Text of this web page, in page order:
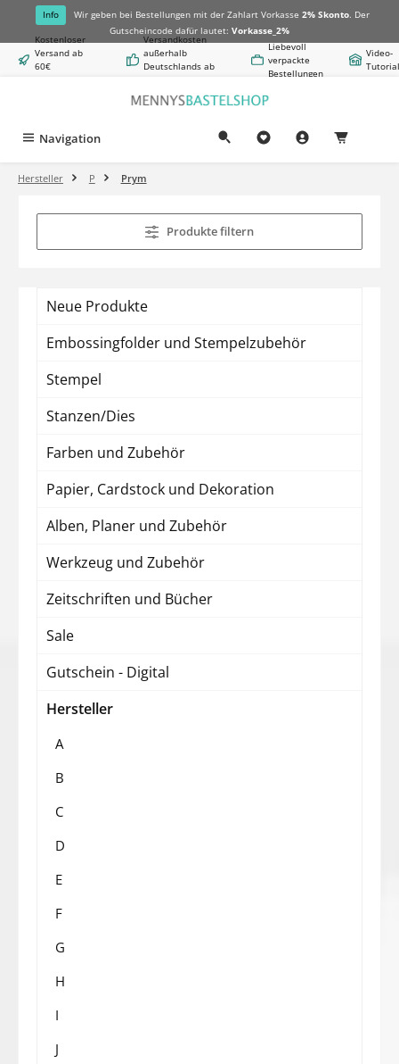
springen
Info Wir geben bei Bestellungen mit der Zahlart Vorkasse 2% Skonto. Der
Gutscheincode dafür lautet: Vorkasse_2%
Kostenloser
Versand ab
60€
Versandkosten
außerhalb
Deutschlands ab
Liebevoll
verpackte
Bestellungen
Video-
Navigation
Hersteller P Prym
Produkte filtern
Neue Produkte
Embossingfolder und Stempelzubehör
Stempel
Stanzen/Dies
Farben und Zubehör
Papier, Cardstock und Dekoration
Alben, Planer und Zubehör
Werkzeug und Zubehör
Zeitschriften und Bücher
Sale
Gutschein - Digital
Hersteller
A
B
C
D
E
F
G
H
I
J